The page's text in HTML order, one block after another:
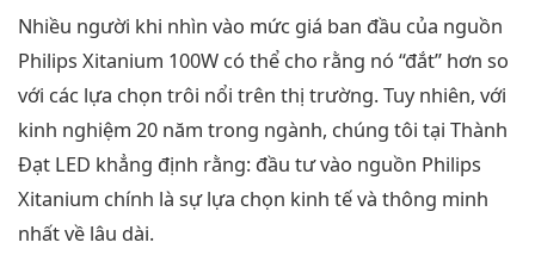
Nhiều người khi nhìn vào mức giá ban đầu của nguồn
Philips Xitanium 100W có thể cho rằng nó “đắt” hơn so
với các lựa chọn trôi nổi trên thị trường. Tuy nhiên, với
kinh nghiệm 20 năm trong ngành, chúng tôi tại Thành
Đạt LED khẳng định rằng: đầu tư vào nguồn Philips
Xitanium chính là sự lựa chọn kinh tế và thông minh
nhất về lâu dài.